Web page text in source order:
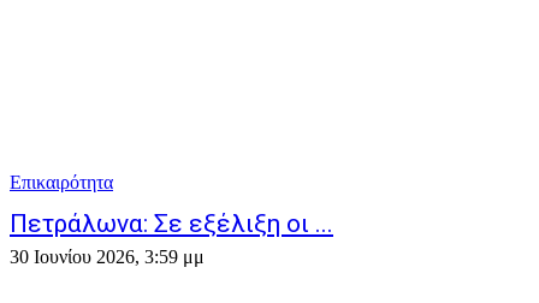
Επικαιρότητα
Πετράλωνα: Σε εξέλιξη οι ...
30 Ιουνίου 2026, 3:59 μμ